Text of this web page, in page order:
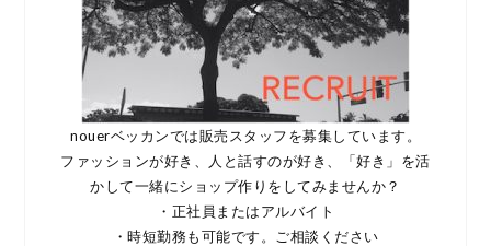
nouerベッカンでは販売スタッフを募集しています。
ファッションが好き、人と話すのが好き、「好き」を活
かして一緒にショップ作りをしてみませんか？
・正社員またはアルバイト
・時短勤務も可能です。ご相談ください